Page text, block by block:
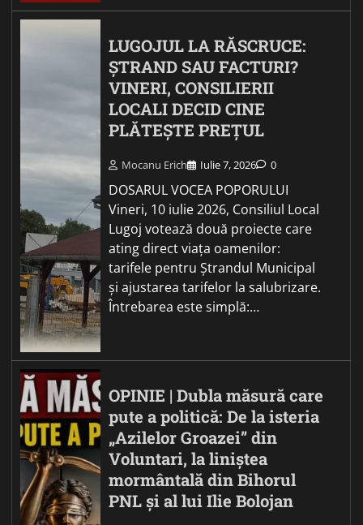
LUGOJUL LA RĂSCRUCE:
ȘTRAND SAU FACTURI?
VINERI, CONSILIERII
LOCALI DECID CINE
PLĂTEȘTE PREȚUL
Mocanu Erich Iulie 7, 2026 0
DOSARUL VOCEA POPORULUI
Vineri, 10 iulie 2026, Consiliul Local
Lugoj votează două proiecte care
ating direct viața oamenilor:
tarifele pentru Ștrandul Municipal
și ajustarea tarifelor la salubrizare.
Întrebarea este simplă:…
OPINIE | Dubla măsură care
pute a politică: De la isteria
„Azilelor Groazei” din
Voluntari, la liniștea
mormântală din Bihorul
PNL și al lui Ilie Bolojan